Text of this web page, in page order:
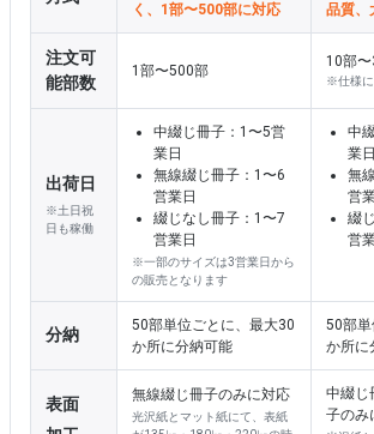
く、1部〜500部に対応
品質、
注文可
能部数
1部〜500部
10部
※仕様に
出荷日
※土日祝
日も稼働
中綴じ冊子：1〜5営
業日
無線綴じ冊子：1〜6
営業日
綴じなし冊子：1〜7
営業日
※一部のサイズは3営業日から
の販売となります
中
業日
無
営
綴
営
分納
50部単位ごとに、最大30
か所に分納可能
50部
か所に
無線綴じ冊子のみに対応
光沢紙とマット紙にて、表紙
中綴じ
子のみ